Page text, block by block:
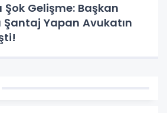
Gelişme: Başkan
Şantaj Yapan Avukatın